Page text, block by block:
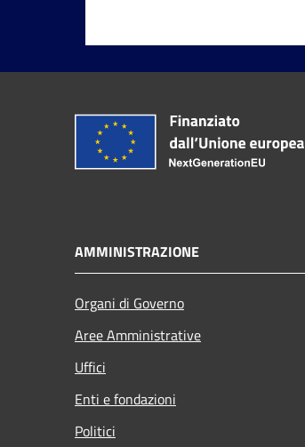
AMMINISTRAZIONE
Organi di Governo
Aree Amministrative
Uffici
Enti e fondazioni
Politici